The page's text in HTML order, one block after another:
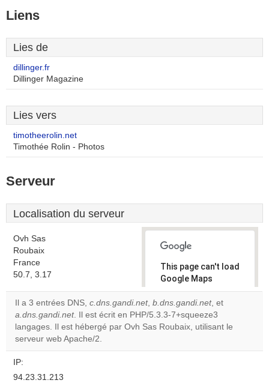
Liens
Lies de
dillinger.fr
Dillinger Magazine
Lies vers
timotheerolin.net
Timothée Rolin - Photos
Serveur
Localisation du serveur
Ovh Sas
Roubaix
France
50.7, 3.17
This page can't load
Google Maps
correctly.
Do you
own this
OK
Il a 3 entrées DNS, c.dns.gandi.net, b.dns.gandi.net, et
a.dns.gandi.net. Il est écrit en PHP/5.3.3-7+squeeze3
langages. Il est hébergé par Ovh Sas Roubaix, utilisant le
serveur web Apache/2.
IP:
94.23.31.213